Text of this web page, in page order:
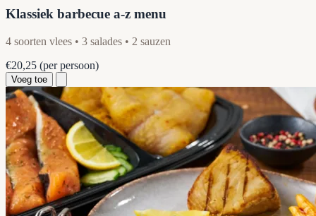
Klassiek barbecue a-z menu
4 soorten vlees • 3 salades • 2 sauzen
€20,25 (per persoon)
Voeg toe